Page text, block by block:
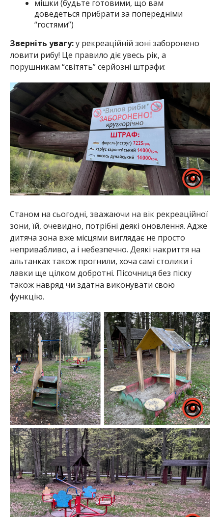
мішки (будьте готовими, що вам
доведеться прибрати за попередніми
“гостями”)
Зверніть увагу:у рекреаційній зоні заборонено
ловити рибу! Це правило діє увесь рік, а
порушникам “світять” серйозні штрафи:
Станом на сьогодні, зважаючи на вік рекреаційної
зони, їй, очевидно, потрібні деякі оновлення. Адже
дитяча зона вже місцями виглядає не просто
непривабливо, а і небезпечно. Деякі накриття на
альтанках також прогнили, хоча самі столики і
лавки ще цілком добротні. Пісочниця без піску
також навряд чи здатна виконувати свою
функцію.